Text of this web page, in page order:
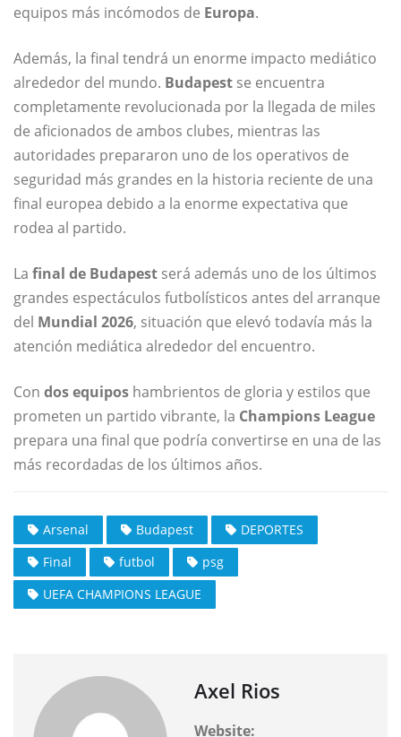
equipos más incómodos de Europa.
Además, la final tendrá un enorme impacto mediático
alrededor del mundo. Budapest se encuentra
completamente revolucionada por la llegada de miles
de aficionados de ambos clubes, mientras las
autoridades prepararon uno de los operativos de
seguridad más grandes en la historia reciente de una
final europea debido a la enorme expectativa que
rodea al partido.
La final de Budapest será además uno de los últimos
grandes espectáculos futbolísticos antes del arranque
del Mundial 2026, situación que elevó todavía más la
atención mediática alrededor del encuentro.
Con dos equipos hambrientos de gloria y estilos que
prometen un partido vibrante, la Champions League
prepara una final que podría convertirse en una de las
más recordadas de los últimos años.
Arsenal Budapest
DEPORTES
Final
futbol
psg
UEFA CHAMPIONS LEAGUE
Axel Rios
Website: